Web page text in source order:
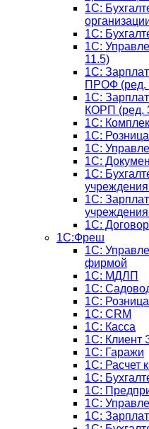
1С:
1C:
1C:
11.5)
1C:
ПРОФ (ред.
1C:
КОРП (ред.
1C:
1С:
1С:
1С:
1C:
1C:
1С:
1С:Фреш
1С:
фирмой
1С: МДЛП
1С:
1С: Розница
1C: CRM
1C: Касса
1С: Клиент
1С: Гаражи
1C: Расчет
1C:
1C:
1C:
1C: